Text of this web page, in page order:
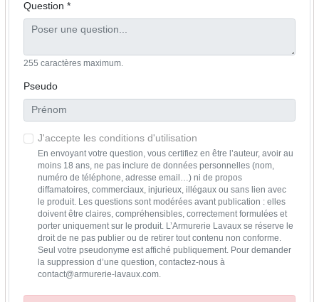
Question *
255 caractères maximum.
Pseudo
J'accepte les conditions d'utilisation
En envoyant votre question, vous certifiez en être l’auteur, avoir au
moins 18 ans, ne pas inclure de données personnelles (nom,
numéro de téléphone, adresse email…) ni de propos
diffamatoires, commerciaux, injurieux, illégaux ou sans lien avec
le produit. Les questions sont modérées avant publication : elles
doivent être claires, compréhensibles, correctement formulées et
porter uniquement sur le produit. L’Armurerie Lavaux se réserve le
droit de ne pas publier ou de retirer tout contenu non conforme.
Seul votre pseudonyme est affiché publiquement. Pour demander
la suppression d’une question, contactez-nous à
contact@armurerie-lavaux.com.